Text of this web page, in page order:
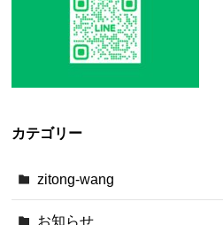
カテゴリー
zitong-wang
お知らせ